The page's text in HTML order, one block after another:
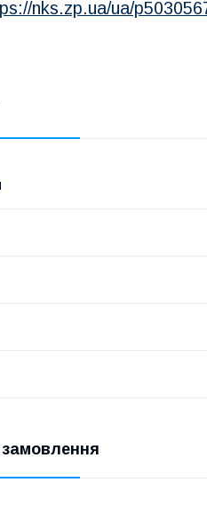
nks.zp.ua/ua/